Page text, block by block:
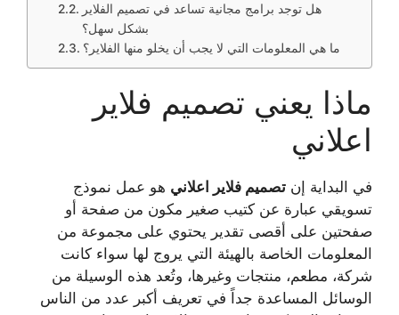
هل توجد برامج مجانية تساعد في تصميم الفلاير
بشكل سهل؟
ما هي المعلومات التي لا يجب أن يخلو منها الفلاير؟
ماذا يعني تصميم فلاير
اعلاني
في البداية إن تصميم فلاير اعلاني هو عمل نموذج
تسويقي عبارة عن كتيب صغير مكون من صفحة أو
صفحتين على أقصى تقدير يحتوي على مجموعة من
المعلومات الخاصة بالهيئة التي يروج لها سواء كانت
شركة، مطعم، منتجات وغيرها، وتُعد هذه الوسيلة من
الوسائل المساعدة جداً في تعريف أكبر عدد من الناس